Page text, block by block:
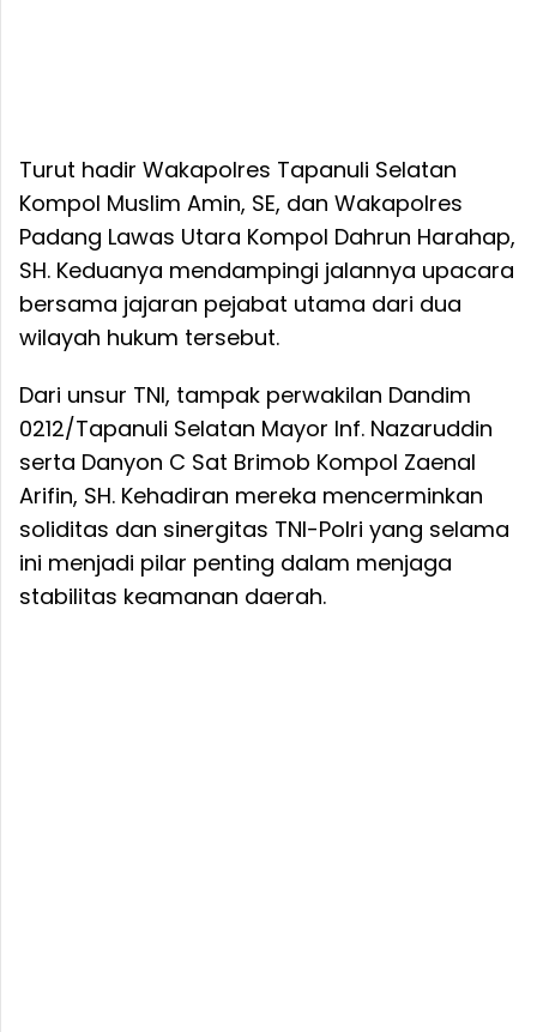
Turut hadir Wakapolres Tapanuli Selatan
Kompol Muslim Amin, SE, dan Wakapolres
Padang Lawas Utara Kompol Dahrun Harahap,
SH. Keduanya mendampingi jalannya upacara
bersama jajaran pejabat utama dari dua
wilayah hukum tersebut.
Dari unsur TNI, tampak perwakilan Dandim
0212/Tapanuli Selatan Mayor Inf. Nazaruddin
serta Danyon C Sat Brimob Kompol Zaenal
Arifin, SH. Kehadiran mereka mencerminkan
soliditas dan sinergitas TNI-Polri yang selama
ini menjadi pilar penting dalam menjaga
stabilitas keamanan daerah.